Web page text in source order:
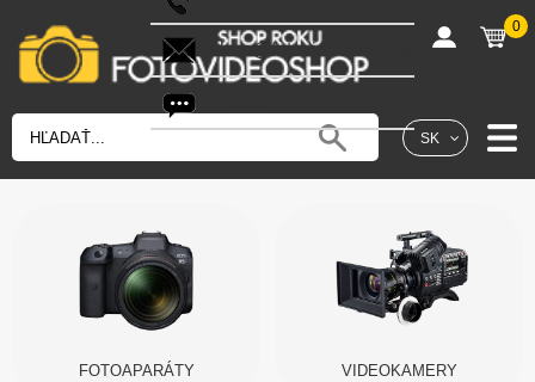
SK
shop@fotovideoshop.sk
0
FOTOAPARÁTY VIDEOKAMERY